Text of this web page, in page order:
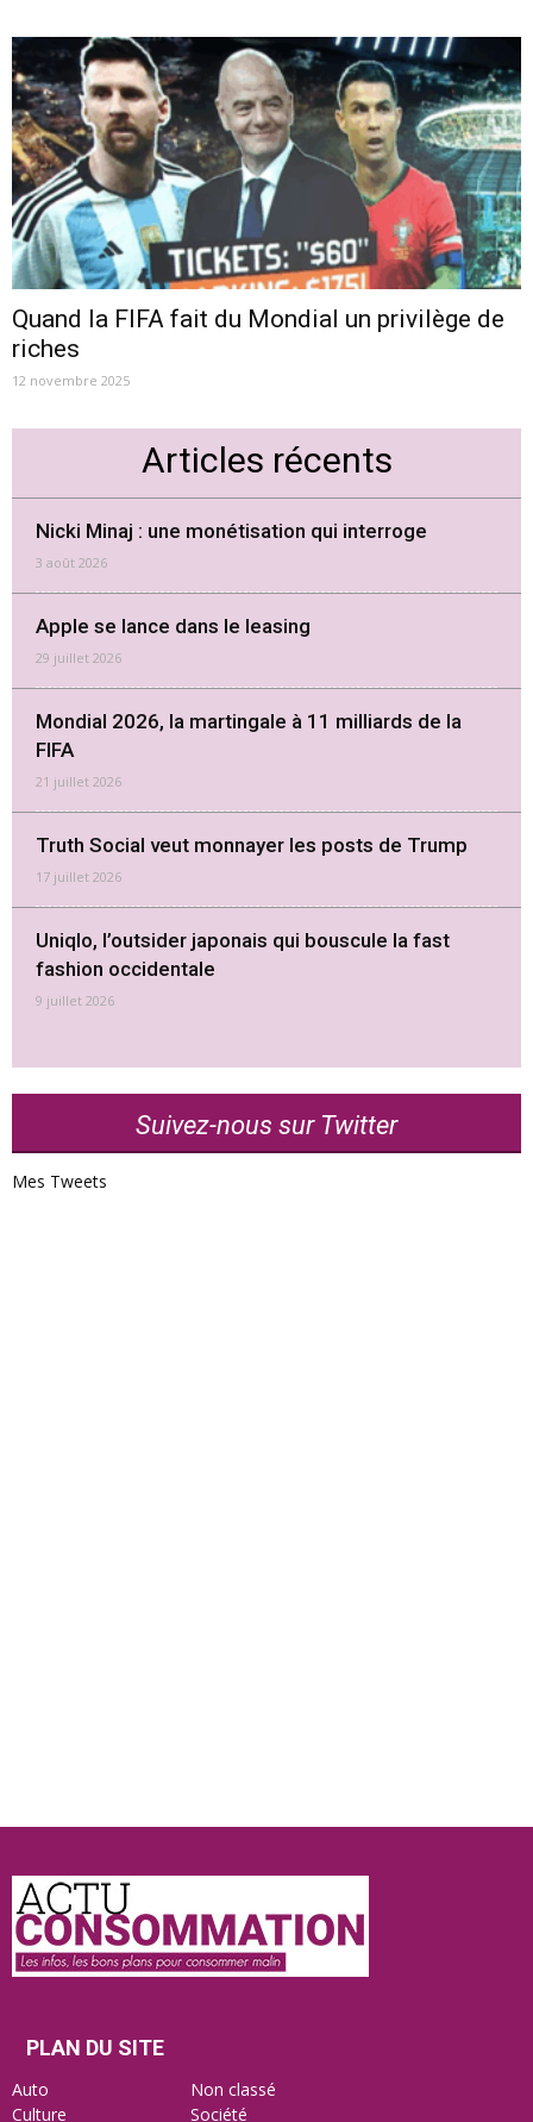
Quand la FIFA fait du Mondial un privilège de
riches
12 novembre 2025
Articles récents
Nicki Minaj : une monétisation qui interroge
3 août 2026
Apple se lance dans le leasing
29 juillet 2026
Mondial 2026, la martingale à 11 milliards de la
FIFA
21 juillet 2026
Truth Social veut monnayer les posts de Trump
17 juillet 2026
Uniqlo, l’outsider japonais qui bouscule la fast
fashion occidentale
9 juillet 2026
Suivez-nous sur Twitter
Mes Tweets
PLAN DU SITE
Auto
Non classé
Culture
Société